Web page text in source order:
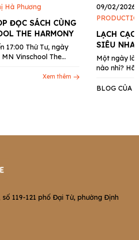
Hà Phương
ĐỌC SÁCH CÙNG
THE HARMONY
17:00 Thứ Tư, ngày
Vinschool The
Xem thêm
09/02/2026
LẠCH
SIÊU
Một ngày
nào nhỉ?
BLOG CỦA
số 119-121 phố Đại Từ, phường Định